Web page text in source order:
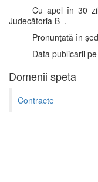
Cu apel în 30
Judecătoria B .
Pronunţată în
Data publicarii
Domenii speta
Contracte